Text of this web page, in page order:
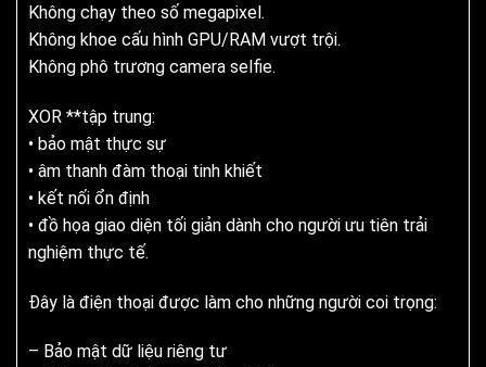
Không chạy theo số megapixel.
Không khoe cấu hình GPU/RAM vượt trội.
Không phô trương camera selfie.
XOR **tập trung:
• bảo mật thực sự
• âm thanh đàm thoại tinh khiết
• kết nối ổn định
• đồ họa giao diện tối giản dành cho người ưu tiên trải
nghiệm thực tế.
Đây là điện thoại được làm cho những người coi trọng:
– Bảo mật dữ liệu riêng tư